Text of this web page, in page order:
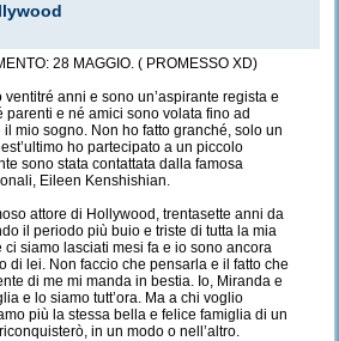
28 MAGGIO. ( PROMESSO XD)
ventitré anni e sono un’aspirante regista e
e né amici sono volata fino ad
mio sogno. Non ho fatto granché, solo un
ho partecipato a un piccolo
sono stata contattata dalla famosa
Eileen Kenshishian.
attore di Hollywood, trentasette anni da
il periodo più buio e triste di tutta la mia
ci siamo lasciati mesi fa e io sono ancora
di lei. Non faccio che pensarla e il fatto che
di me mi manda in bestia. Io, Miranda e
e lo siamo tutt’ora. Ma a chi voglio
più la stessa bella e felice famiglia di un
in un modo o nell’altro.